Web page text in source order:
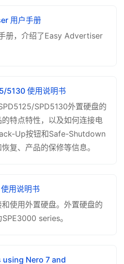
用户手册
册，介绍了Easy Advertiser
5130 使用说明书
SPD5130外置硬盘的
特点特性，以及如何连接电
Up按钮和Safe-Shutdown
复、产品的保修等信息。
用说明书
使用外置硬盘。外置硬盘的
series。
using Nero 7 and